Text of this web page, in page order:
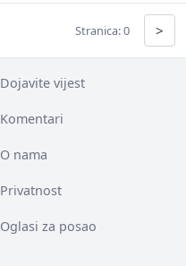
Stranica: 0 >
Dojavite vijest
Komentari
O nama
Privatnost
Oglasi za posao